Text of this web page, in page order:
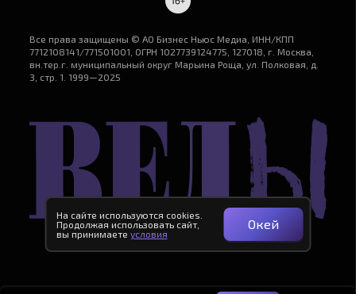
Все права защищены © АО Бизнес Ньюс Медиа, ИНН/КПП
7712108141/771501001, ОГРН 1027739124775, 127018, г. Москва,
вн.тер.г. муниципальный округ Марьина Роща, ул. Полковая, д.
3, стр. 1. 1999—2025
На сайте используются cookies.
Продолжая использовать сайт,
вы принимаете условия
Окей